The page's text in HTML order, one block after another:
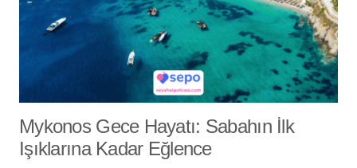
Mykonos Gece Hayatı: Sabahın İlk
Işıklarına Kadar Eğlence